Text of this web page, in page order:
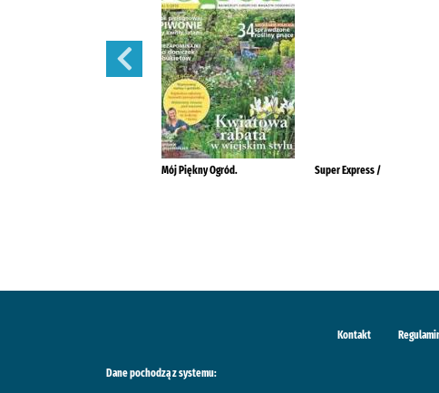
Mój Piękny Ogród. Super Express /
Kontakt
Dane pochodzą z systemu: